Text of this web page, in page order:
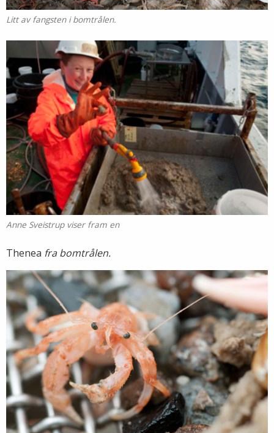
Litt av fangsten i bomtrålen.
Anne Sveistrup viser fram en
Thenea fra bomtrålen.